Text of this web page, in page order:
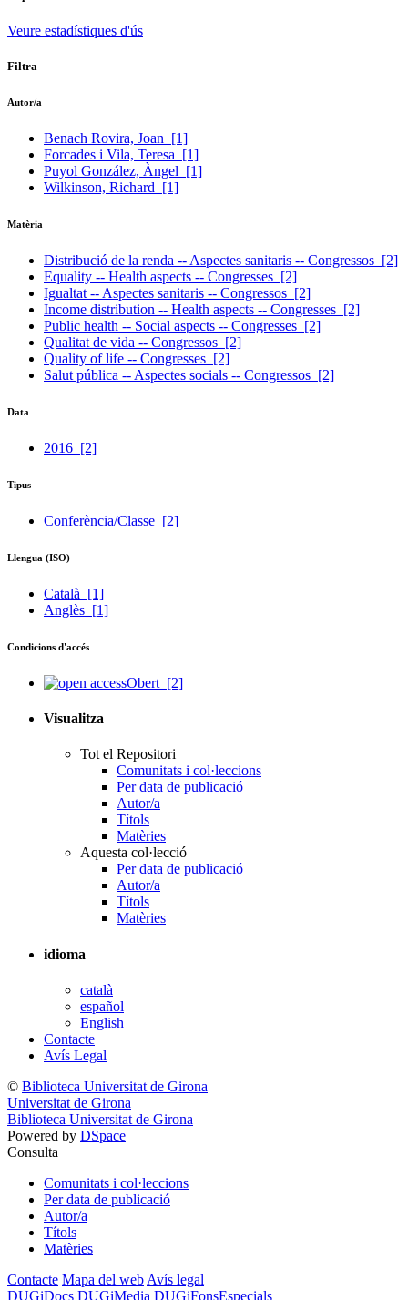
Veure estadístiques d'ús
Filtra
Autor/a
Benach Rovira, Joan [1]
Forcades i Vila, Teresa [1]
Puyol González, Àngel [1]
Wilkinson, Richard [1]
Matèria
Distribució de la renda -- Aspectes sanitaris -- Congressos [2]
Equality -- Health aspects -- Congresses [2]
Igualtat -- Aspectes sanitaris -- Congressos [2]
Income distribution -- Health aspects -- Congresses [2]
Public health -- Social aspects -- Congresses [2]
Qualitat de vida -- Congressos [2]
Quality of life -- Congresses [2]
Salut pública -- Aspectes socials -- Congressos [2]
Data
2016 [2]
Tipus
Conferència/Classe [2]
Llengua (ISO)
Català [1]
Anglès [1]
Condicions d'accés
Obert [2]
Visualitza
Tot el Repositori
Comunitats i col·leccions
Per data de publicació
Autor/a
Títols
Matèries
Aquesta col·lecció
Per data de publicació
Autor/a
Títols
Matèries
idioma
català
español
English
Contacte
Avís Legal
© Biblioteca Universitat de Girona
Universitat de Girona
Biblioteca Universitat de Girona
Powered by DSpace
Consulta
Comunitats i col·leccions
Per data de publicació
Autor/a
Títols
Matèries
Contacte Mapa del web Avís legal
DUGiDocs DUGiMedia DUGiFonsEspecials